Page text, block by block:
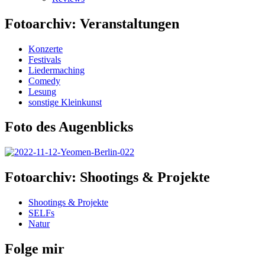
Fotoarchiv: Veranstaltungen
Konzerte
Festivals
Liedermaching
Comedy
Lesung
sonstige Kleinkunst
Foto des Augenblicks
Fotoarchiv: Shootings & Projekte
Shootings & Projekte
SELFs
Natur
Folge mir